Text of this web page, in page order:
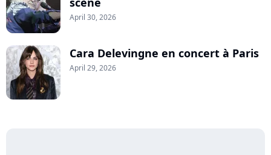
April 30, 2026
Cara Delevingne en concert à Paris
April 29, 2026